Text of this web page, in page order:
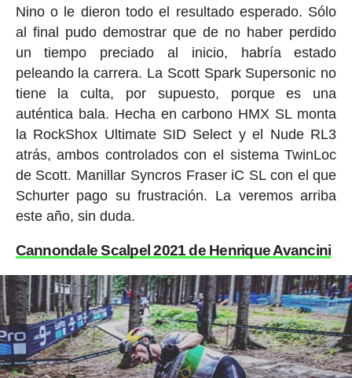
Nino o le dieron todo el resultado esperado. Sólo
al final pudo demostrar que de no haber perdido
un tiempo preciado al inicio, habría estado
peleando la carrera. La Scott Spark Supersonic no
tiene la culta, por supuesto, porque es una
auténtica bala. Hecha en carbono HMX SL monta
la RockShox Ultimate SID Select y el Nude RL3
atrás, ambos controlados con el sistema TwinLoc
de Scott. Manillar Syncros Fraser iC SL con el que
Schurter pago su frustración. La veremos arriba
este año, sin duda.
Cannondale Scalpel 2021 de Henrique Avancini